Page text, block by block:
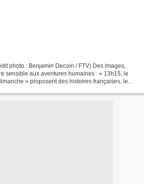
photo : Benjamin Decoin / FTV) Des images,
sensible aux aventures humaines : « 13h15, le
» proposent des histoires françaises, le